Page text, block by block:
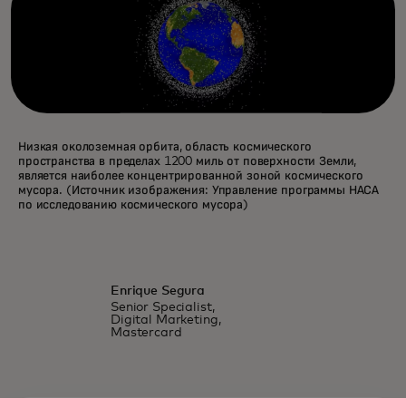
Низкая околоземная орбита, область космического
пространства в пределах 1200 миль от поверхности Земли,
является наиболее концентрированной зоной космического
мусора. (Источник изображения: Управление программы НАСА
по исследованию космического мусора)
Enrique Segura
Senior Specialist,
Digital Marketing,
Mastercard